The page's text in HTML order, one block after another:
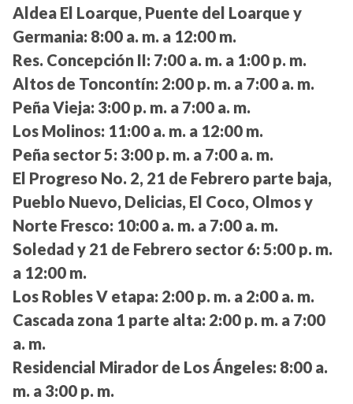
Aldea El Loarque, Puente del Loarque y
Germania: 8:00 a. m. a 12:00 m.
Res. Concepción II: 7:00 a. m. a 1:00 p. m.
Altos de Toncontín: 2:00 p. m. a 7:00 a. m.
Peña Vieja: 3:00 p. m. a 7:00 a. m.
Los Molinos: 11:00 a. m. a 12:00 m.
Peña sector 5: 3:00 p. m. a 7:00 a. m.
El Progreso No. 2, 21 de Febrero parte baja,
Pueblo Nuevo, Delicias, El Coco, Olmos y
Norte Fresco: 10:00 a. m. a 7:00 a. m.
Soledad y 21 de Febrero sector 6: 5:00 p. m.
a 12:00 m.
Los Robles V etapa: 2:00 p. m. a 2:00 a. m.
Cascada zona 1 parte alta: 2:00 p. m. a 7:00
a. m.
Residencial Mirador de Los Ángeles: 8:00 a.
m. a 3:00 p. m.